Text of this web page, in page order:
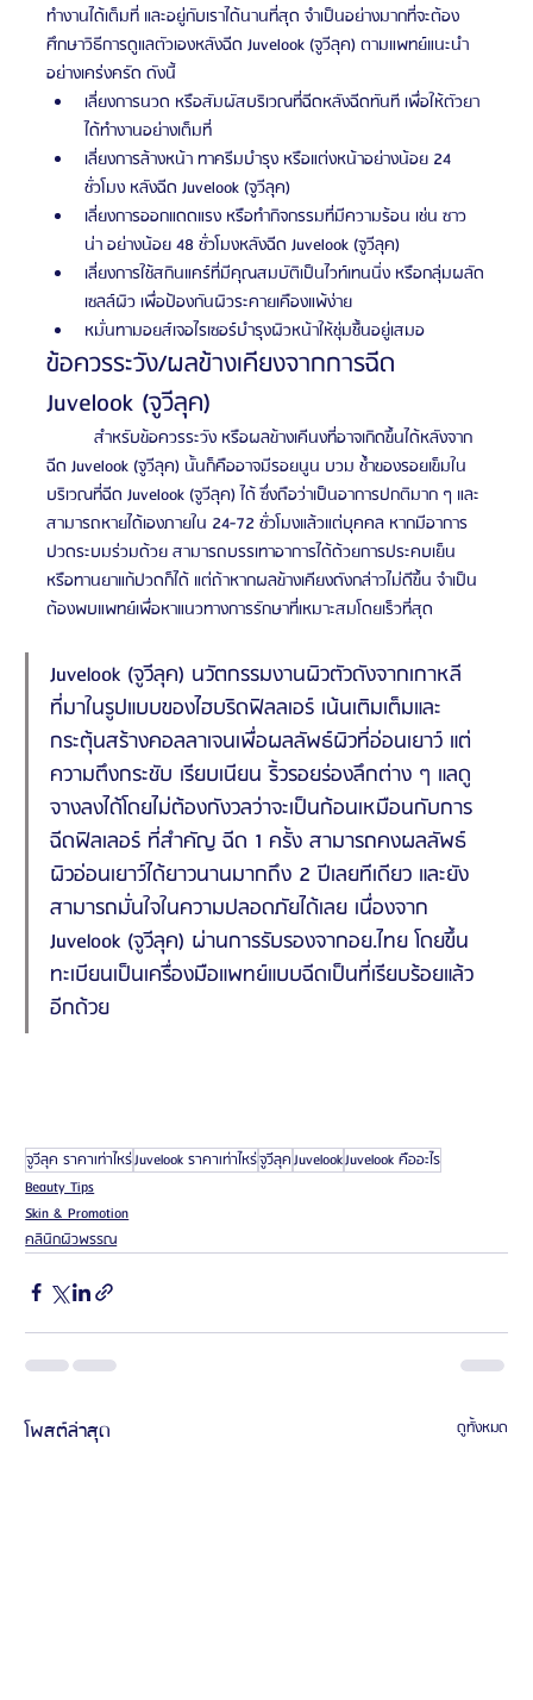
ทำงานได้เต็มที่ และอยู่กับเราได้นานที่สุด จำเป็นอย่างมากที่จะต้อง
ศึกษาวิธีการดูแลตัวเองหลังฉีด Juvelook (จูวีลุค) ตามแพทย์แนะนำ
อย่างเคร่งครัด ดังนี้
เลี่ยงการนวด หรือสัมผัสบริเวณที่ฉีดหลังฉีดทันที เพื่อให้ตัวยา
ได้ทำงานอย่างเต็มที่
เลี่ยงการล้างหน้า ทาครีมบำรุง หรือแต่งหน้าอย่างน้อย 24
ชั่วโมง หลังฉีด Juvelook (จูวีลุค)
เลี่ยงการออกแดดแรง หรือทำกิจกรรมที่มีความร้อน เช่น ซาว
น่า อย่างน้อย 48 ชั่วโมงหลังฉีด Juvelook (จูวีลุค)
เลี่ยงการใช้สกินแคร์ที่มีคุณสมบัติเป็นไวท์เทนนิ่ง หรือกลุ่มผลัด
เซลล์ผิว เพื่อป้องกันผิวระคายเคืองแพ้ง่าย
หมั่นทามอยส์เจอไรเซอร์บำรุงผิวหน้าให้ชุ่มชื้นอยู่เสมอ
ข้อควรระวัง/ผลข้างเคียงจากการฉีด
Juvelook (จูวีลุค)
	สำหรับข้อควรระวัง หรือผลข้างเคีนงที่อาจเกิดขึ้นได้หลังจาก
ฉีด Juvelook (จูวีลุค) นั้นก็คืออาจมีรอยนูน บวม ช้ำของรอยเข็มใน
บริเวณที่ฉีด Juvelook (จูวีลุค) ได้ ซึ่งถือว่าเป็นอาการปกติมาก ๆ และ
สามารถหายได้เองภายใน 24-72 ชั่วโมงแล้วแต่บุคคล หากมีอาการ
ปวดระบมร่วมด้วย สามารถบรรเทาอาการได้ด้วยการประคบเย็น
หรือทานยาแก้ปวดก็ได้ แต่ถ้าหากผลข้างเคียงดังกล่าวไม่ดีขึ้น จำเป็น
ต้องพบแพทย์เพื่อหาแนวทางการรักษาที่เหมาะสมโดยเร็วที่สุด
Juvelook (จูวีลุค) นวัตกรรมงานผิวตัวดังจากเกาหลี
ที่มาในรูปแบบของไฮบริดฟิลลเอร์ เน้นเติมเต็มและ
กระตุ้นสร้างคอลลาเจนเพื่อผลลัพธ์ผิวที่อ่อนเยาว์ แต่
ความตึงกระชับ เรียบเนียน ริ้วรอยร่องลึกต่าง ๆ แลดู
จางลงได้โดยไม่ต้องกังวลว่าจะเป็นก้อนเหมือนกับการ
ฉีดฟิลเลอร์ ที่สำคัญ ฉีด 1 ครั้ง สามารถคงผลลัพธ์
ผิวอ่อนเยาว์ได้ยาวนานมากถึง 2 ปีเลยทีเดียว และยัง
สามารถมั่นใจในความปลอดภัยได้เลย เนื่องจาก
Juvelook (จูวีลุค) ผ่านการรับรองจากอย.ไทย โดยขึ้น
ทะเบียนเป็นเครื่องมือแพทย์แบบฉีดเป็นที่เรียบร้อยแล้ว
อีกด้วย
จูวีลุค ราคาเท่าไหร่Juvelook ราคาเท่าไหร่จูวีลุคJuvelookJuvelook คืออะไร
Beauty Tips
Skin & Promotion
คลินิกผิวพรรณ
โพสต์ล่าสุด ดูทั้งหมด